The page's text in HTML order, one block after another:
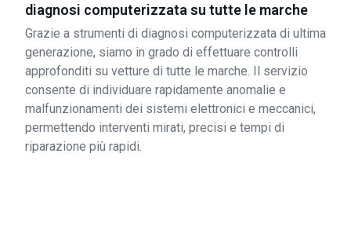
diagnosi computerizzata su tutte le marche
Grazie a strumenti di diagnosi computerizzata di ultima
generazione, siamo in grado di effettuare controlli
approfonditi su vetture di tutte le marche. Il servizio
consente di individuare rapidamente anomalie e
malfunzionamenti dei sistemi elettronici e meccanici,
permettendo interventi mirati, precisi e tempi di
riparazione più rapidi.